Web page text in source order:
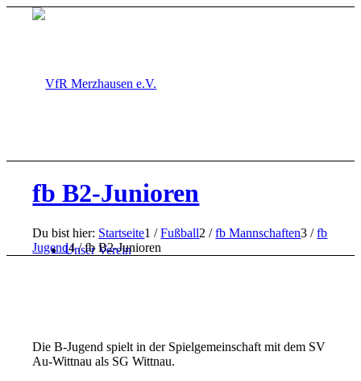
Unser Verein
fb B2-Junioren
Du bist hier: Startseite1 / Fußball2 / fb Mannschaften3 / fb
Jugend4 / fb B2-Junioren
Die B-Jugend spielt in der Spielgemeinschaft mit dem SV
Au-Wittnau als SG Wittnau.